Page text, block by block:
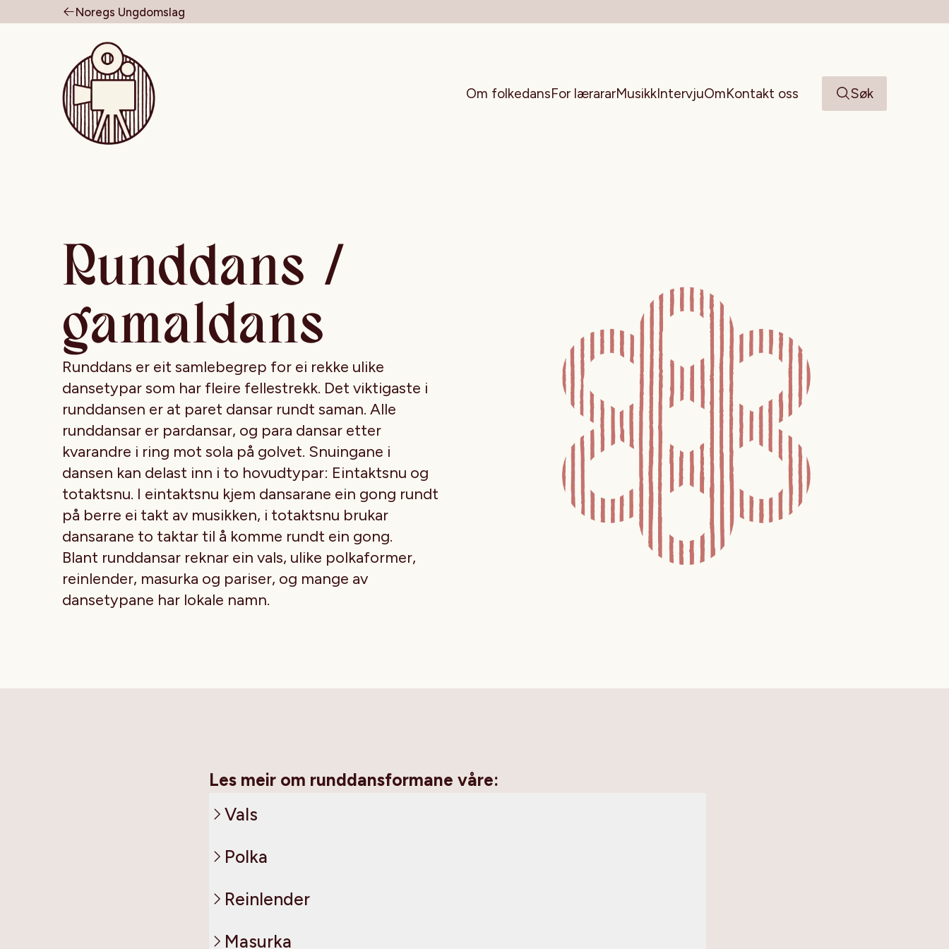
Noregs Ungdomslag
Til forsiden
Om folkedansFor lærararMusikkIntervjuOmKontakt oss Søk
Runddans /
gamaldans
Runddans er eit samlebegrep for ei rekke ulike
dansetypar som har fleire fellestrekk. Det viktigaste i
runddansen er at paret dansar rundt saman. Alle
runddansar er pardansar, og para dansar etter
kvarandre i ring mot sola på golvet. Snuingane i
dansen kan delast inn i to hovudtypar: Eintaktsnu og
totaktsnu. I eintaktsnu kjem dansarane ein gong rundt
på berre ei takt av musikken, i totaktsnu brukar
dansarane to taktar til å komme rundt ein gong.
Blant runddansar reknar ein vals, ulike polkaformer,
reinlender, masurka og pariser, og mange av
dansetypane har lokale namn.
Les meir om runddansformane våre:
Vals
Polka
Reinlender
Masurka